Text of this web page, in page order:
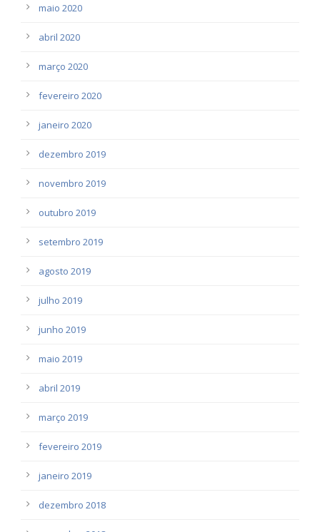
maio 2020
abril 2020
março 2020
fevereiro 2020
janeiro 2020
dezembro 2019
novembro 2019
outubro 2019
setembro 2019
agosto 2019
julho 2019
junho 2019
maio 2019
abril 2019
março 2019
fevereiro 2019
janeiro 2019
dezembro 2018